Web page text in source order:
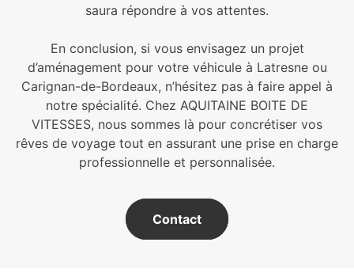
saura répondre à vos attentes.
En conclusion, si vous envisagez un projet
d’aménagement pour votre véhicule à Latresne ou
Carignan-de-Bordeaux, n’hésitez pas à faire appel à
notre spécialité. Chez AQUITAINE BOITE DE
VITESSES, nous sommes là pour concrétiser vos
rêves de voyage tout en assurant une prise en charge
professionnelle et personnalisée.
Contact